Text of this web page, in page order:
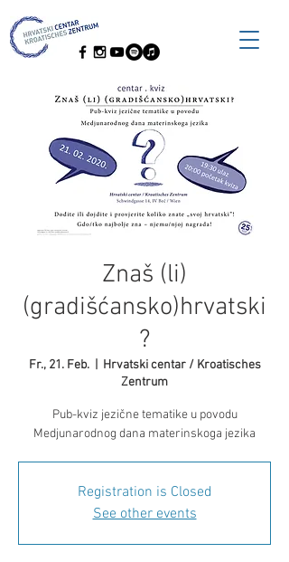
Znaš (li)
(gradišćansko)hrvatski
?
Fr., 21. Feb.
  |
Hrvatski centar / Kroatisches
Zentrum
Pub-kviz jezične tematike u povodu
Medjunarodnog dana materinskoga jezika
Registration is Closed
See other events